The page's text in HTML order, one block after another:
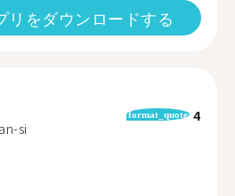
リをダウンロードする
si
format_quote 4